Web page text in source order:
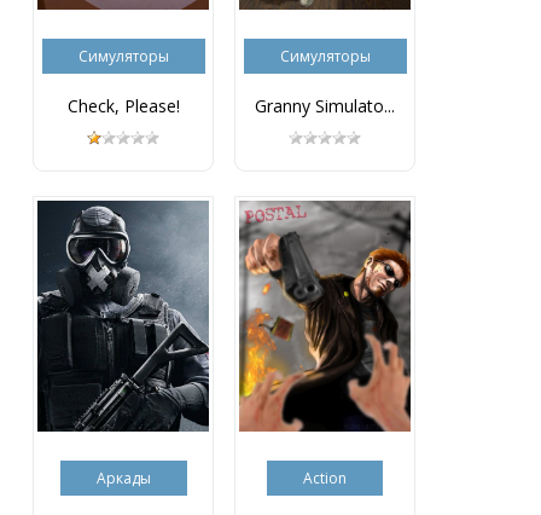
Симуляторы
Check, Please!
Симуляторы
Granny Simulato...
Аркады Action